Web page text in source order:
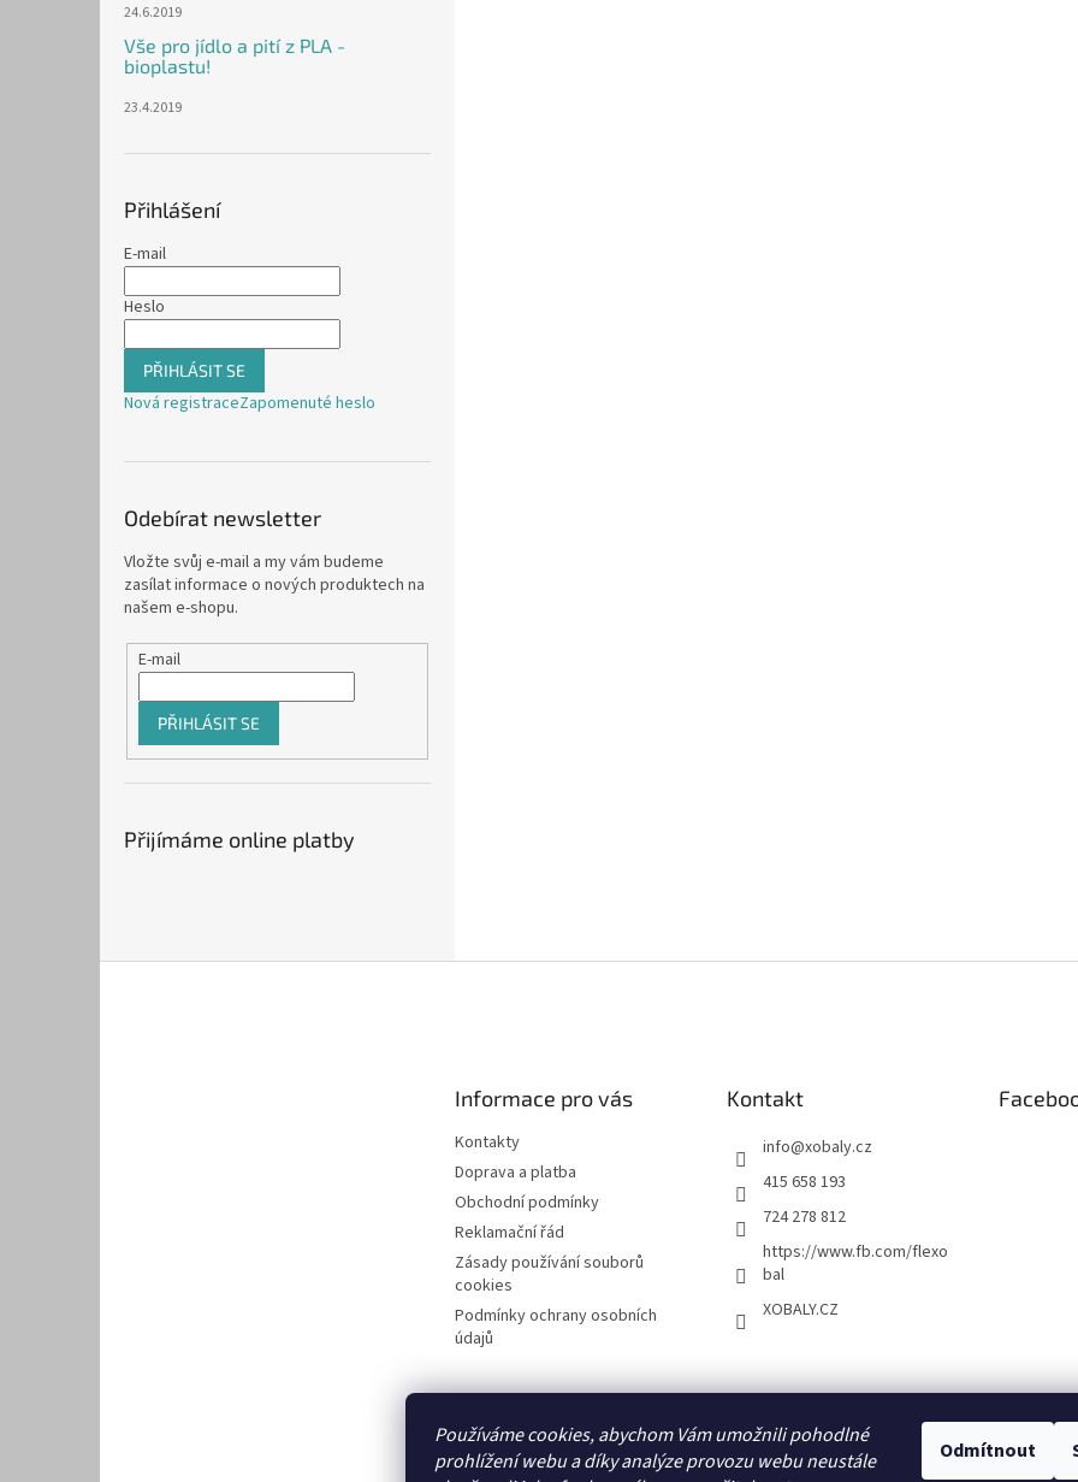
Používáme cookies, abychom Vám umožnili pohodlné
prohlížení webu a díky analýze provozu webu neustále
Odmítnout
24.6.2019
Vše pro jídlo a pití z PLA -
bioplastu!
23.4.2019
Přihlášení
E-mail
Heslo
PŘIHLÁSIT SE
Nová registraceZapomenuté heslo
Odebírat newsletter
Vložte svůj e-mail a my vám budeme
zasílat informace o nových produktech na
našem e-shopu.
E-mail
PŘIHLÁSIT SE
Přijímáme online platby
Informace pro vás
Kontakty
Doprava a platba
Obchodní podmínky
Reklamační řád
Zásady používání souborů
cookies
Podmínky ochrany osobních
údajů
Kontakt
info@xobaly.cz
415 658 193
724 278 812
https://www.fb.com/flexo
bal
XOBALY.CZ
FLEXOBAL KATRIN